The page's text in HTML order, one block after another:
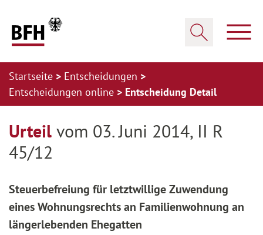
Startseite
Entscheidungen
Entscheidungen online
Entscheidung Detail
Urteil vom 03. Juni 2014, II R
45/12
Steuerbefreiung für letztwillige Zuwendung
eines Wohnungsrechts an Familienwohnung an
längerlebenden Ehegatten